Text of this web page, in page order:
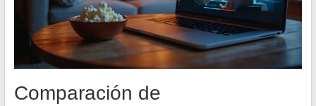
Comparación de